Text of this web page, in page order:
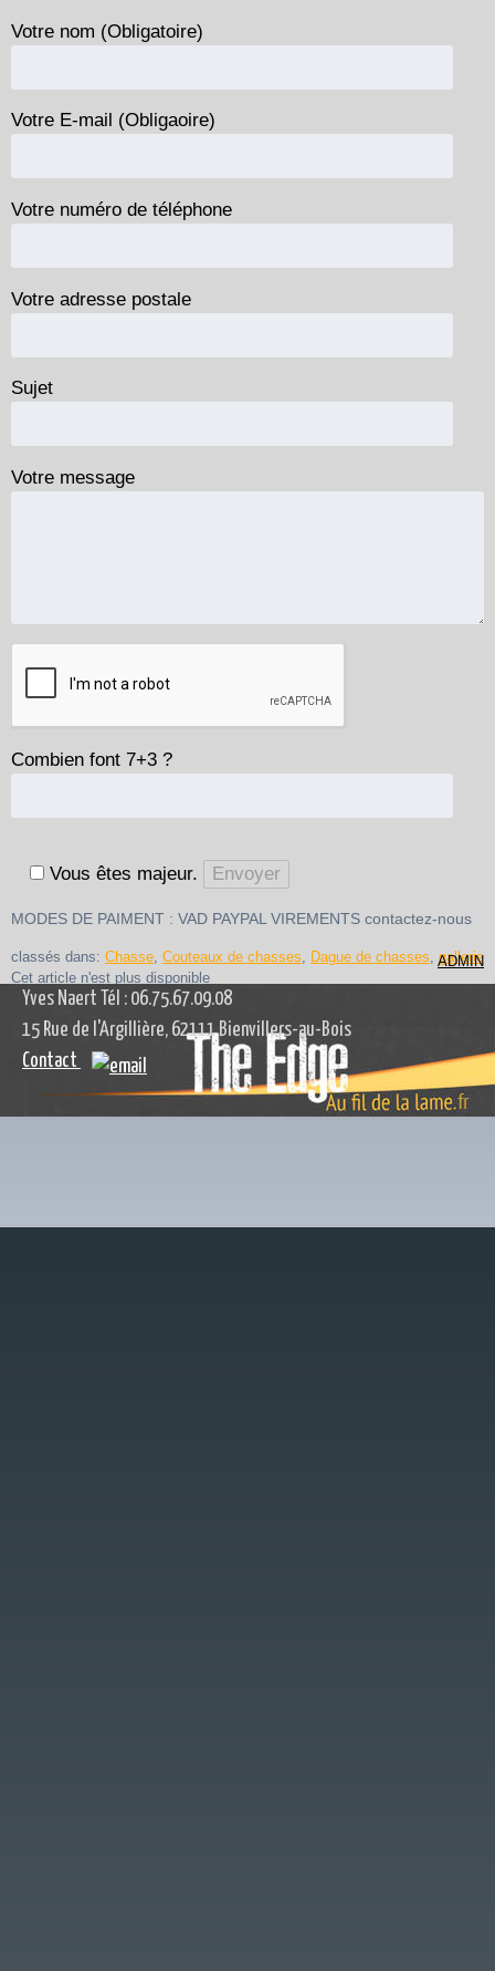
Votre nom (Obligatoire)
Votre E-mail (Obligaoire)
Votre numéro de téléphone
Votre adresse postale
Sujet
Votre message
Combien font 7+3 ?
Vous êtes majeur.
MODES DE PAIMENT : VAD PAYPAL VIREMENTS contactez-nous
classés dans: Chasse, Couteaux de chasses, Dague de chasses, gallerie
Cet article n'est plus disponible
Yves Naert Tél : 06.75.67.09.08
15 Rue de l'Argillière, 62111 Bienvillers-au-Bois
Contact
ADMIN